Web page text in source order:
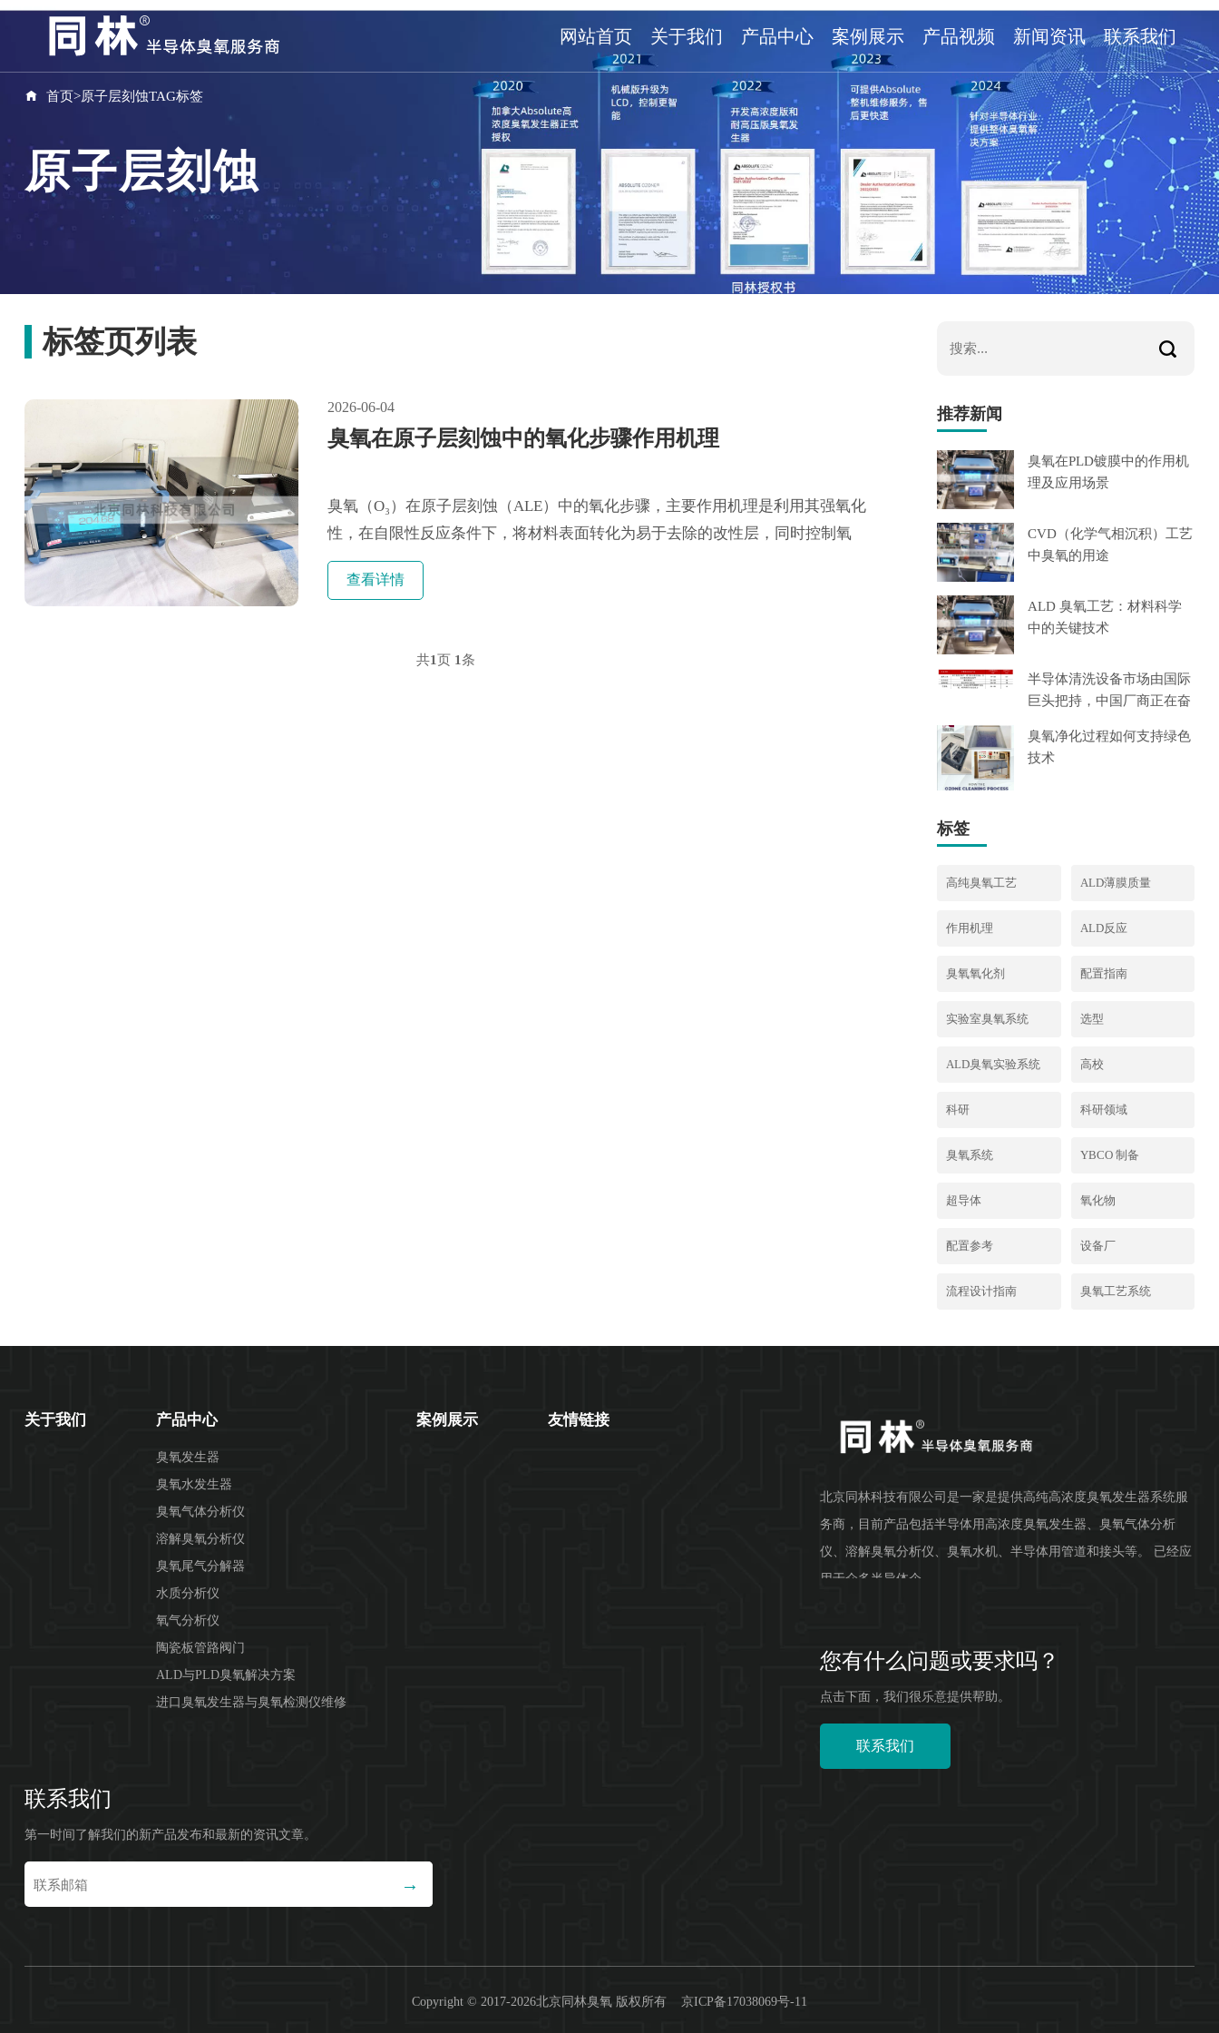
网站首页 关于我们 产品中心 案例展示 产品视频 新闻资讯 联系我们
首页>原子层刻蚀TAG标签
原子层刻蚀
标签页列表
2026-06-04
臭氧在原子层刻蚀中的氧化步骤作用机理
臭氧（O₃）在原子层刻蚀（ALE）中的氧化步骤，主要作用机理是利用其强氧化
性，在自限性反应条件下，将材料表面转化为易于去除的改性层，同时控制氧
化深度，为后续选择...
查看详情
共1页 1条
推荐新闻
臭氧在PLD镀膜中的作用机
理及应用场景
CVD（化学气相沉积）工艺
中臭氧的用途
ALD 臭氧工艺：材料科学
中的关键技术
半导体清洗设备市场由国际
巨头把持，中国厂商正在奋
臭氧净化过程如何支持绿色
技术
标签
高纯臭氧工艺 ALD薄膜质量
作用机理 ALD反应
臭氧氧化剂 配置指南
实验室臭氧系统 选型
ALD臭氧实验系统 高校
科研 科研领域
臭氧系统 YBCO 制备
超导体 氧化物
配置参考 设备厂
流程设计指南 臭氧工艺系统
关于我们 产品中心
臭氧发生器
臭氧水发生器
臭氧气体分析仪
溶解臭氧分析仪
臭氧尾气分解器
水质分析仪
氧气分析仪
陶瓷板管路阀门
ALD与PLD臭氧解决方案
进口臭氧发生器与臭氧检测仪维修
案例展示 友情链接
联系我们
第一时间了解我们的新产品发布和最新的资讯文章。
北京同林科技有限公司是一家是提供高纯高浓度臭氧发生器系统服
务商，目前产品包括半导体用高浓度臭氧发生器、臭氧气体分析
仪、溶解臭氧分析仪、臭氧水机、半导体用管道和接头等。 已经应
用于众多半导体企...
您有什么问题或要求吗？
点击下面，我们很乐意提供帮助。
联系我们
Copyright © 2017-2026北京同林臭氧 版权所有 京ICP备17038069号-11